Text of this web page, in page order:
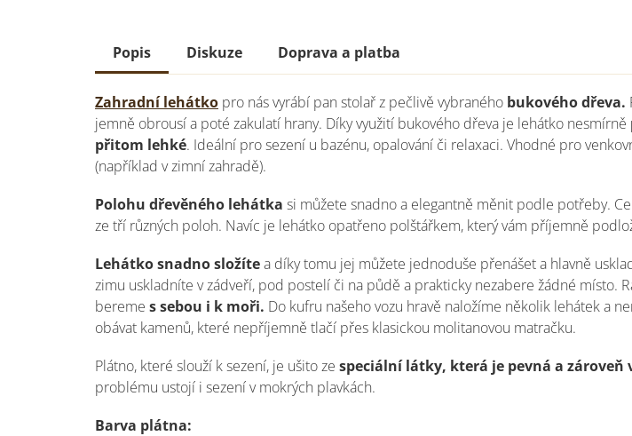
Popis Diskuze Doprava a platba
Zahradní lehátko pro nás vyrábí pan stolař z pečlivě vybraného bukového dřeva.
jemně obrousí a poté zakulatí hrany. Díky využití bukového dřeva je lehátko nesmírně
přitom lehké. Ideální pro sezení u bazénu, opalování či relaxaci. Vhodné pro
(například v zimní zahradě).
Polohu dřevěného lehátka si můžete snadno a elegantně měnit podle potřeby.
ze tří různých poloh. Navíc je lehátko opatřeno polštářkem, který vám příjemně
Lehátko snadno složítea díky tomu jej můžete jednoduše přenášet a hlavně
zimu uskladníte v zádveří, pod postelí či na půdě a prakticky nezabere žádné místo.
bereme s sebou i k moři. Do kufru našeho vozu hravě naložíme několik lehátek a
obávat kamenů, které nepříjemně tlačí přes klasickou molitanovou matračku.
Plátno, které slouží k sezení, je ušito ze speciální látky, která je pevná a zároveň
problému ustojí i sezení v mokrých plavkách.
Barva plátna: